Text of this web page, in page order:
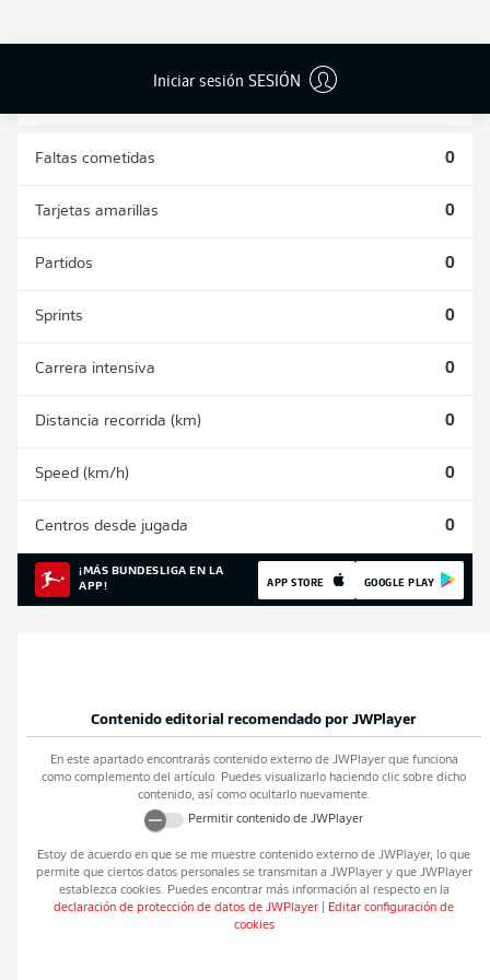
Iniciar sesión SESIÓN
DIVIDIDOS
0
AÉREOS
0
Faltas cometidas 0
Tarjetas amarillas 0
Partidos 0
Sprints 0
Carrera intensiva 0
Distancia recorrida (km) 0
Speed (km/h) 0
Centros desde jugada 0
¡MÁS BUNDESLIGA EN LA
APP!
APP STORE GOOGLE PLAY
Contenido editorial recomendado por JWPlayer
En este apartado encontrarás contenido externo de JWPlayerque funciona
como complemento del artículo. Puedes visualizarlo haciendo clic sobre dicho
contenido, así como ocultarlo nuevamente.
Permitir contenido de JWPlayer
Estoy de acuerdo en que se me muestre contenido externo de JWPlayer, lo que
permite que ciertos datos personales se transmitan a JWPlayery que JWPlayer
establezca cookies. Puedes encontrar más información al respecto en la
declaración de protección de datos de JWPlayer
Editar configuración de
cookies